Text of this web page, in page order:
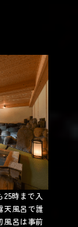
25時まで入
天風呂で誰
風呂は事前